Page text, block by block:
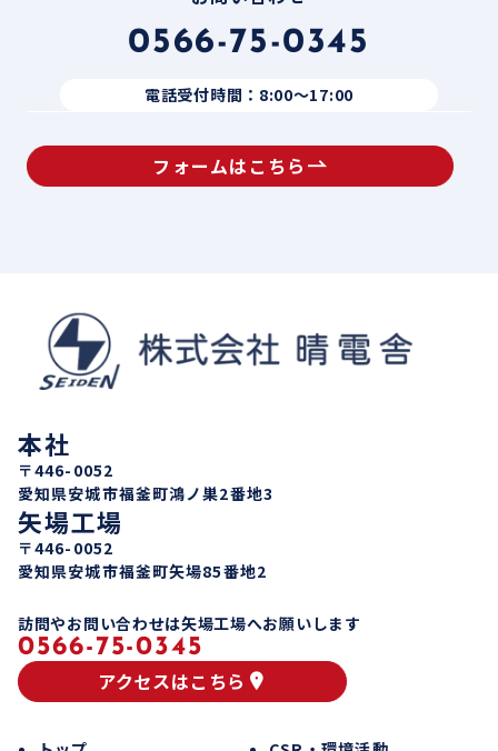
0566-75-0345
電話受付時間：8:00〜17:00
フォームはこちら
本社
〒446-0052
愛知県安城市福釜町鴻ノ巣2番地3
矢場工場
〒446-0052
愛知県安城市福釜町矢場85番地2
訪問やお問い合わせは矢場工場へお願いします
0566-75-0345
アクセスはこちら